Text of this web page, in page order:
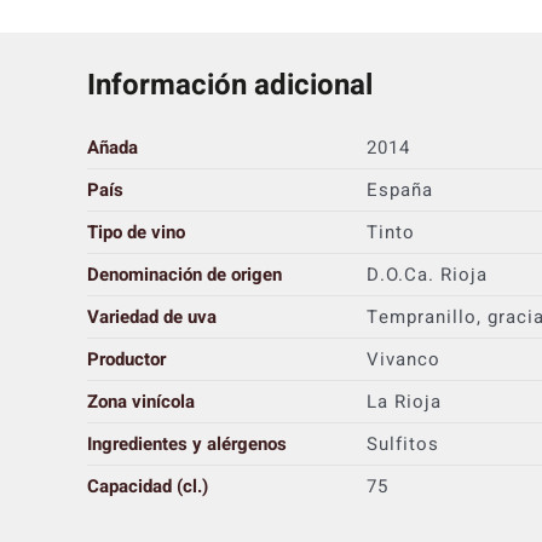
Información adicional
Añada
2014
País
España
Tipo de vino
Tinto
Denominación de origen
D.O.Ca. Rioja
Variedad de uva
Tempranillo,
Productor
Vivanco
Zona vinícola
La Rioja
Ingredientes y alérgenos
Sulfitos
Capacidad (cl.)
75